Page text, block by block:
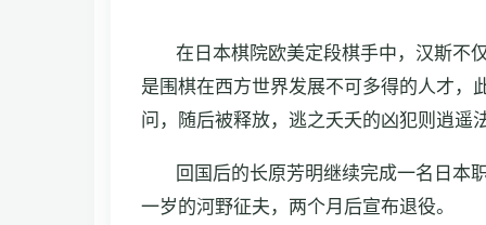
在日本棋院欧美定段棋手中，汉斯不
是围棋在西方世界发展不可多得的人才，
问，随后被释放，逃之夭夭的凶犯则逍遥
回国后的长原芳明继续完成一名日本
一岁的河野征夫，两个月后宣布退役。